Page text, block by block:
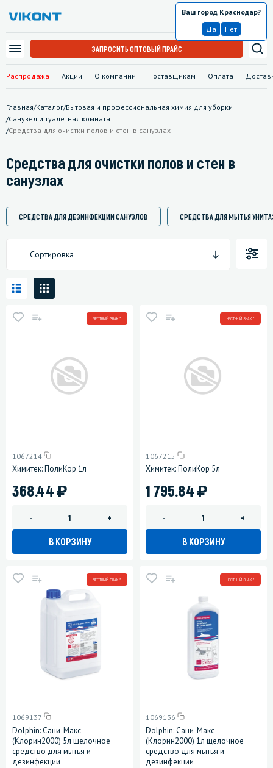
Распродажа Акции О компании Поставщикам Оплата
Краснодар
Ваш город Краснодар?
Да
Нет
ЗАПРОСИТЬ ОПТОВЫЙ ПРАЙС
Главная/Каталог/Бытовая и профессиональная химия для уборки
/Санузел и туалетная комната
/Средства для очистки полов и стен в санузлах
Средства для очистки полов и стен в
санузлах
СРЕДСТВА ДЛЯ ДЕЗИНФЕКЦИИ САНУЗЛОВ СРЕДСТВА ДЛЯ МЫТЬЯ
Сортировка
ЧЕСТНЫЙ ЗНАК *
1067214
Химитек: ПолиКор 1л
368.44)
- +
В КОРЗИНУ
ЧЕСТНЫЙ ЗНАК *
1067215
Химитек: ПолиКор 5л
1 795.84)
- +
В КОРЗИНУ
ЧЕСТНЫЙ ЗНАК *
1069137
Dolphin: Сани-Макс
(Клорин2000) 5л щелочное
средство для мытья и
дезинфекции
ЧЕСТНЫЙ ЗНАК *
1069136
Dolphin: Сани-Макс
(Клорин2000) 1л щелочное
средство для мытья и
дезинфекции